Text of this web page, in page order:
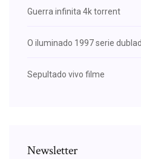
Guerra infinita 4k torrent
O iluminado 1997 serie
Sepultado vivo filme
Newsletter